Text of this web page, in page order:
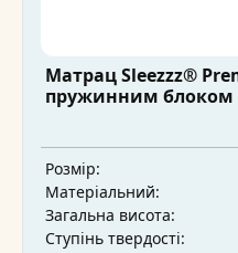
Матрац Sleezzz®
пружинним блоком
Розмір:
Матеріальний:
Загальна висота:
Ступінь твердості: